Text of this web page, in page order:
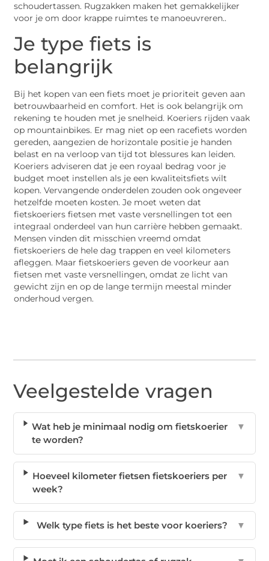
schoudertassen. Rugzakken maken het gemakkelijker
voor je om door krappe ruimtes te manoeuvreren..
Je type fiets is
belangrijk
Bij het kopen van een fiets moet je prioriteit geven aan
betrouwbaarheid en comfort. Het is ook belangrijk om
rekening te houden met je snelheid. Koeriers rijden vaak
op mountainbikes. Er mag niet op een racefiets worden
gereden, aangezien de horizontale positie je handen
belast en na verloop van tijd tot blessures kan leiden.
Koeriers adviseren dat je een royaal bedrag voor je
budget moet instellen als je een kwaliteitsfiets wilt
kopen. Vervangende onderdelen zouden ook ongeveer
hetzelfde moeten kosten. Je moet weten dat
fietskoeriers fietsen met vaste versnellingen tot een
integraal onderdeel van hun carrière hebben gemaakt.
Mensen vinden dit misschien vreemd omdat
fietskoeriers de hele dag trappen en veel kilometers
afleggen. Maar fietskoeriers geven de voorkeur aan
fietsen met vaste versnellingen, omdat ze licht van
gewicht zijn en op de lange termijn meestal minder
onderhoud vergen.
Veelgestelde vragen
Wat heb je minimaal nodig om fietskoerier
te worden?
▼
Hoeveel kilometer fietsen fietskoeriers per
week?
▼
Welk type fiets is het beste voor koeriers? ▼